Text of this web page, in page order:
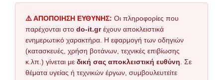
⚠️ ΑΠΟΠΟΙΗΣΗ ΕΥΘΥΝΗΣ: Οι πληροφορίες που
παρέχονται στο do-it.grέχουν αποκλειστικά
ενημερωτικό χαρακτήρα. Η εφαρμογή των οδηγιών
(κατασκευές, χρήση βοτάνων, τεχνικές επιβίωσης
κ.λπ.) γίνεται με δική σας αποκλειστική ευθύνη . Σε
θέματα υγείας ή τεχνικών έργων, συμβουλευτείτε